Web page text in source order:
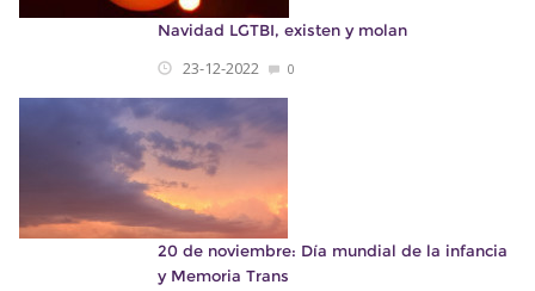
Navidad LGTBI, existen y molan
23-12-2022 0
20 de noviembre: Día mundial de la infancia
y Memoria Trans